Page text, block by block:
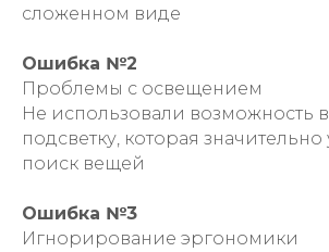
сложенном виде
Ошибка №2
Проблемы с освещением
Не использовали возможность
подсветку, которая
поиск вещей
Ошибка №3
Игнорирование эргономики